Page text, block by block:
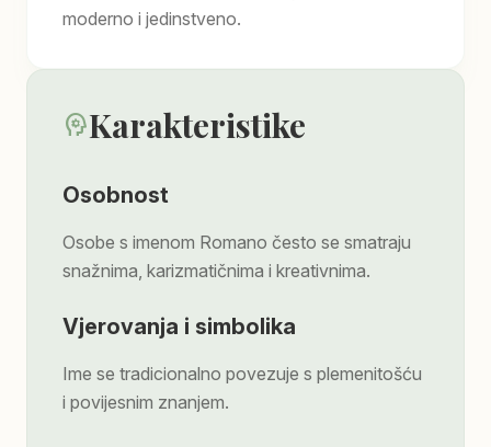
moderno i jedinstveno.
psychologyKarakteristike
Osobnost
Osobe s imenom Romano često se smatraju
snažnima, karizmatičnima i kreativnima.
Vjerovanja i simbolika
Ime se tradicionalno povezuje s plemenitošću
i povijesnim znanjem.